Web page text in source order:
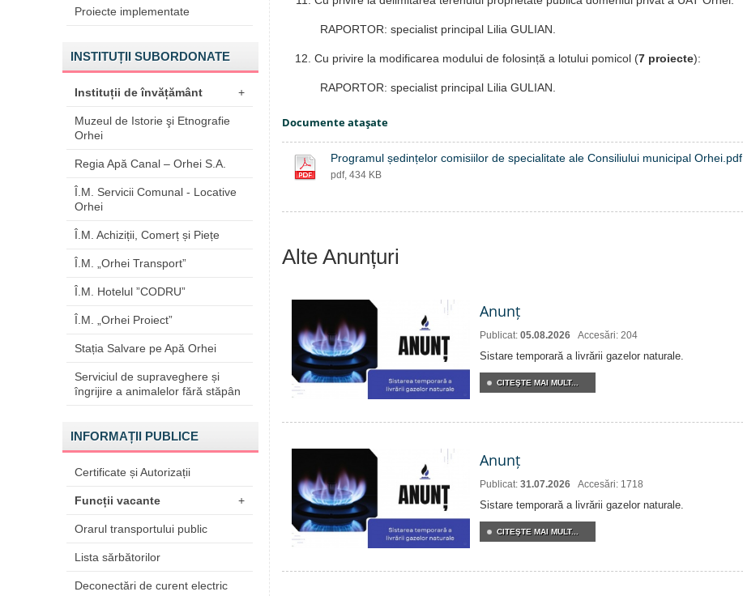
Proiecte implementate
INSTITUȚII SUBORDONATE
Instituții de învățământ +
Muzeul de Istorie şi Etnografie
Orhei
Regia Apă Canal – Orhei S.A.
Î.M. Servicii Comunal - Locative
Orhei
Î.M. Achiziții, Comerț și Piețe
Î.M. „Orhei Transport”
Î.M. Hotelul ”CODRU”
Î.M. „Orhei Proiect”
Stația Salvare pe Apă Orhei
Serviciul de supraveghere și
îngrijire a animalelor fără stăpân
INFORMAȚII PUBLICE
Certificate și Autorizații
Funcții vacante +
Orarul transportului public
Lista sărbătorilor
Deconectări de curent electric
RAPORTOR: specialist principal Lilia GULIAN.
Cu privire la modificarea modului de folosință a lotului pomicol (7 proiecte):
RAPORTOR: specialist principal Lilia GULIAN.
Documente ataşate
Programul ședințelor comisiilor de specialitate ale Consiliului municipal Orhei.pdf
pdf, 434 KB
Alte Anunțuri
Anunț
Publicat: 05.08.2026 Accesări: 204
Sistare temporară a livrării gazelor naturale.
CITEŞTE MAI MULT...
Anunț
Publicat: 31.07.2026 Accesări: 1718
Sistare temporară a livrării gazelor naturale.
CITEŞTE MAI MULT...